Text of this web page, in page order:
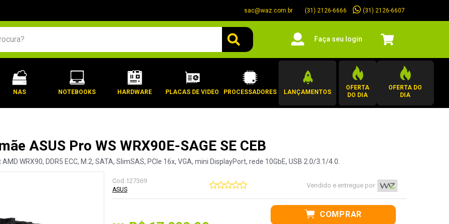
sac@waz.com.br (31) 2126-6666 (31) 2126-6607
Faça seu login
NAS NOTEBOOKS HARDWARE PLACAS DE VIDEO PROCESSADORES LANÇAMENTOS
OFERTA
DO DIA
OFERTA DO
DIA
ASUS Pro WS WRX90E-SAGE SE CEB
WRX90, DDR5 ECC, M.2, SATA, SlimSAS, PCIe 16x, VGA, mini DisplayPort, rede 10GbE, USB 2.0/3.1/4.0.
Cod.127369
ASUS
Vendido e entregue por
COMPRAR